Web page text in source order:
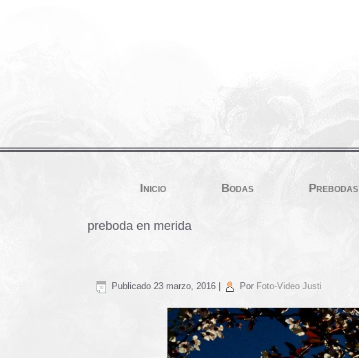
Inicio Bodas Prebodas
preboda en merida
Publicado 23 marzo, 2016 Por Foto-Video Justi